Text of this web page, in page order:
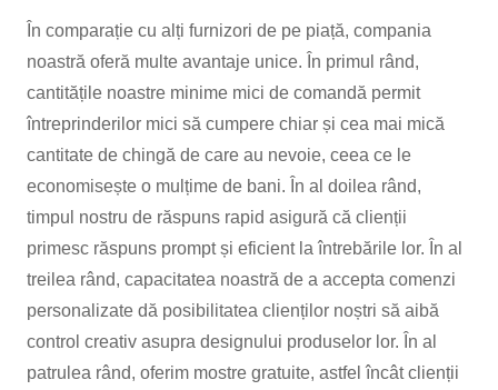
BANDĂ DE BANDĂ
În comparație cu alți furnizori de pe piață, compania
noastră oferă multe avantaje unice. În primul rând,
cantitățile noastre minime mici de comandă permit
întreprinderilor mici să cumpere chiar și cea mai mică
cantitate de chingă de care au nevoie, ceea ce le
economisește o mulțime de bani. În al doilea rând,
timpul nostru de răspuns rapid asigură că clienții
primesc răspuns prompt și eficient la întrebările lor. În al
treilea rând, capacitatea noastră de a accepta comenzi
personalizate dă posibilitatea clienților noștri să aibă
control creativ asupra designului produselor lor. În al
patrulea rând, oferim mostre gratuite, astfel încât clienții